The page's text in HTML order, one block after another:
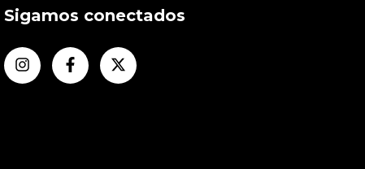
Sigamos conectados